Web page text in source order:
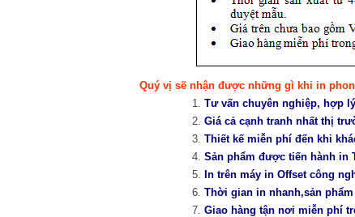
Quý vị sẽ nhận được những gì khi in
Tư vấn chuyên nghiệp, hợp
Giá cả cạnh tranh nhất thị
Thiết kế miễn phí đến khi
Sản phẩm được tiến hành in
In trên máy in Offset công
Thời gian in nhanh,sản
Giao hàng tận nơi miễn phí